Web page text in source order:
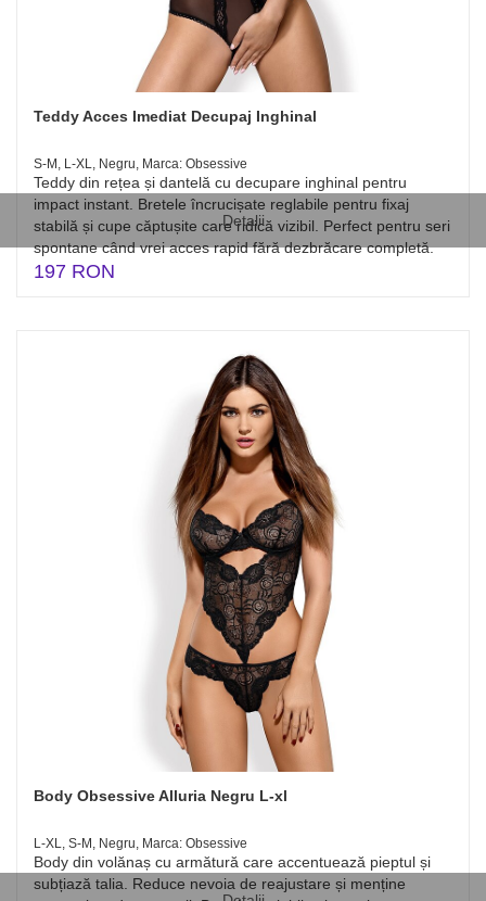
Detalii
Teddy Acces Imediat Decupaj Inghinal
S-M, L-XL, Negru, Marca: Obsessive
Teddy din rețea și dantelă cu decupare inghinal pentru
impact instant. Bretele încrucișate reglabile pentru fixaj
stabilă și cupe căptușite care ridică vizibil. Perfect pentru seri
spontane când vrei acces rapid fără dezbrăcare completă.
197 RON
Body Obsessive Alluria Negru L-xl
L-XL, S-M, Negru, Marca: Obsessive
Body din volănaș cu armătură care accentuează pieptul și
subțiază talia. Reduce nevoia de reajustare și menține